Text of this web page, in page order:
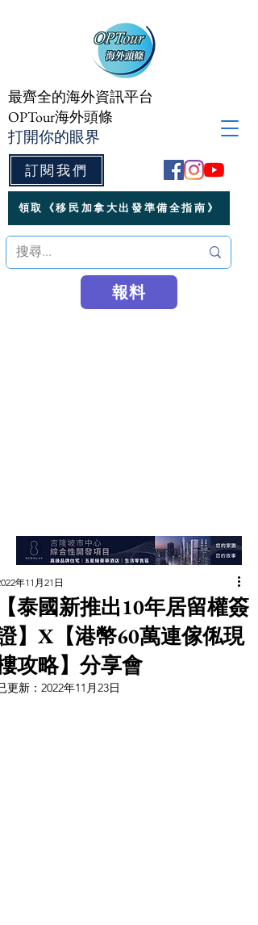
訂閱我們
最齊全的海外資訊平台
OPTour海外頭條
打開你的眼界
領取《移民加拿大出發準備全指南》
報料
泰國新推出10年居留權簽
】X【港幣60萬連傢俬現
攻略】分享會
年11月21日
更新： 2022年11月23日